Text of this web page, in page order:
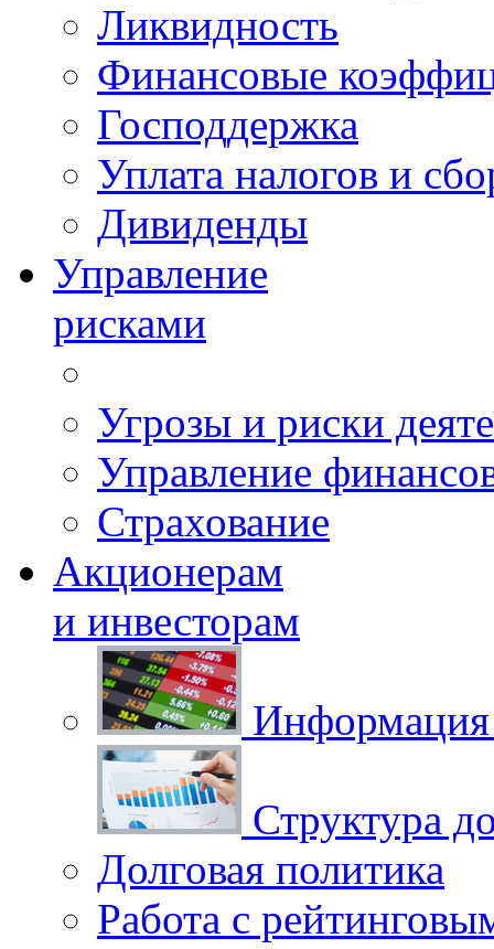
Ликвидность
Финансовые
Господдержка
Уплата налогов и
Дивиденды
Управление
рисками
Угрозы и риски
Управление
Страхование
Акционерам
и инвесторам
Структура
Долговая политика
Работа с